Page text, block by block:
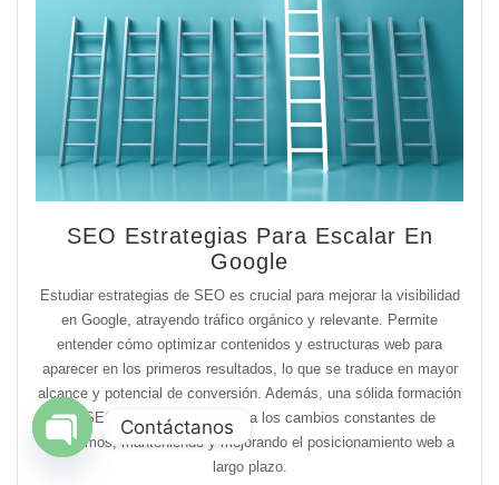
SEO Estrategias Para Escalar En
Google
Estudiar estrategias de SEO es crucial para mejorar la visibilidad
en Google, atrayendo tráfico orgánico y relevante. Permite
entender cómo optimizar contenidos y estructuras web para
aparecer en los primeros resultados, lo que se traduce en mayor
alcance y potencial de conversión. Además, una sólida formación
en SEO posibilita adaptarse a los cambios constantes de
algoritmos, manteniendo y mejorando el posicionamiento web a
largo plazo.
Contáctanos
Open chaty